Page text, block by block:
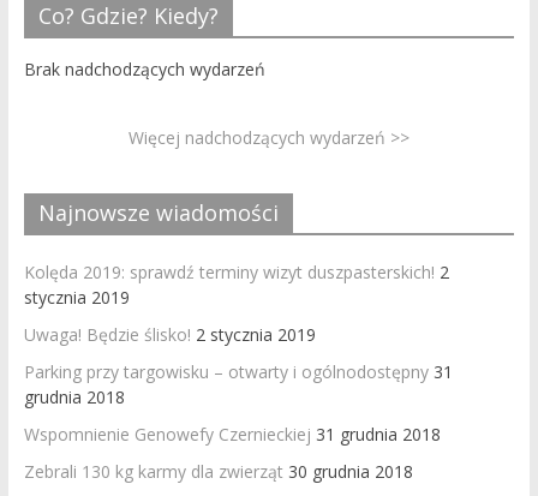
Co? Gdzie? Kiedy?
Brak nadchodzących wydarzeń
Więcej nadchodzących wydarzeń >>
Najnowsze wiadomości
Kolęda 2019: sprawdź terminy wizyt duszpasterskich! 2
stycznia 2019
Uwaga! Będzie ślisko! 2 stycznia 2019
Parking przy targowisku – otwarty i ogólnodostępny 31
grudnia 2018
Wspomnienie Genowefy Czernieckiej 31 grudnia 2018
Zebrali 130 kg karmy dla zwierząt 30 grudnia 2018